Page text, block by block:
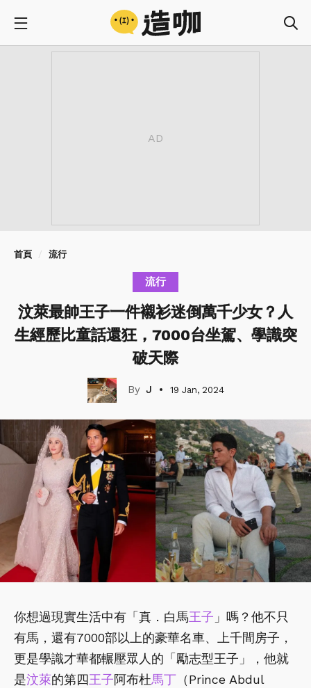
首頁 流行
流行
汶萊最帥王子一件襯衫迷倒萬千少女？人
生經歷比童話還狂，7000台坐駕、學識突
破天際
J 19 Jan, 2024
你想過現實生活中有「真．白馬王子 」嗎？他不只
有馬，還有7000部以上的豪華名車、上千間房子，
更是學識才華都輾壓眾人的「勵志型王子」，他就
是汶萊的第四王子阿布杜馬丁 （Prince Abdul